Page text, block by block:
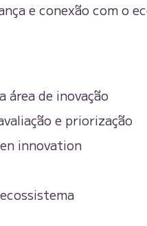
e conexão com o
área de inovação
e priorização
innovation